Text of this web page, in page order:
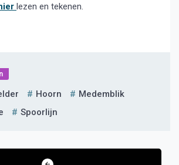
lezen en tekenen.
Hoorn
Medemblik
Spoorlijn